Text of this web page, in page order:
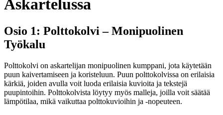
Askartelussa
Osio 1: Polttokolvi – Monipuolinen
Työkalu
Polttokolvi on askartelijan monipuolinen kumppani, jota käytetään
puun kaivertamiseen ja koristeluun. Puun polttokolvissa on erilaisia
kärkiä, joiden avulla voit luoda erilaisia kuvioita ja tekstejä
puupintoihin. Polttokolvista löytyy myös malleja, joilla voit säätää
lämpötilaa, mikä vaikuttaa polttokuvioihin ja -nopeuteen.